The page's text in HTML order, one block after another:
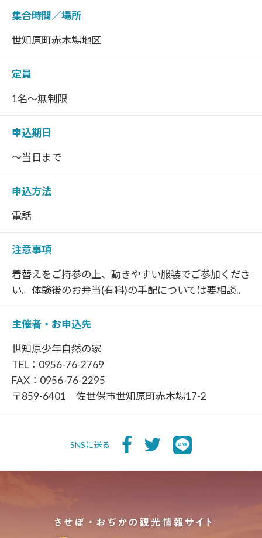
集合時間／場所
世知原町赤木場地区
定員
1名～無制限
申込期日
～当日まで
申込方法
電話
注意事項
着替えをご持参の上、動きやすい服装でご参加くださ
い。体験後のお弁当(有料)の手配については要相談。
主催者・お申込先
世知原少年自然の家
TEL：0956-76-2769
FAX：0956-76-2295
〒859-6401 佐世保市世知原町赤木場17-2
SNSに送る